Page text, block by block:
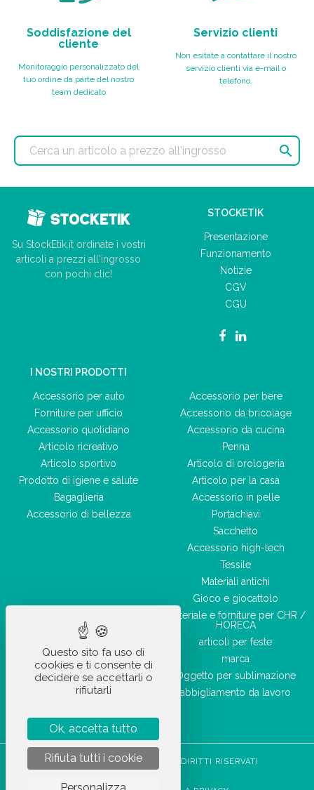
Soddisfazione del
cliente
Monitoraggio personalizzato del
tuo ordine da parte del nostro
team dedicato
Servizio clienti
Non esitate a contattare il nostro
servizio clienti via e-mail o
telefono.

Su StockEtik.it ordinate i vostri
articoli a prezzi all'ingrosso
con pochi clic!
STOCKETIK
Presentazione
Funzionamento
Notizie
CGV
CGU
I NOSTRI PRODOTTI
Accessorio per auto
Forniture per ufficio
Accessorio quotidiano
Articolo ricreativo
Articolo sportivo
Prodotto di igiene e salute
Bagaglieria
Accessorio di bellezza
Accessorio per bere
Accessorio da bricolage
Accessorio da cucina
Penna
Articolo di orologeria
Articolo per la casa
Accessorio in pelle
Portachiavi
Sacchetto
Accessorio high-tech
Tessile
Materiali antichi
Gioco e giocattolo
Materiale e forniture per CHR /
HORECA
articoli per feste
marca
Oggetto per sublimazione
abbigliamento da lavoro
STOCKETIK © 2023 - TUTTI I DIRITTI RISERVATI
Questo sito fa uso di
cookies e ti consente di
decidere se accettarli o
rifiutarli
Ok, accetta tutto
Rifiuta tutti i cookie